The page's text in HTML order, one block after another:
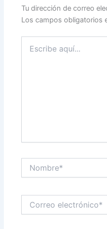
Tu dirección de correo
Los campos obligatorios
aquí...
electrónico*